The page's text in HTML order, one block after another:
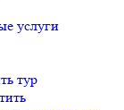
услуги
тур